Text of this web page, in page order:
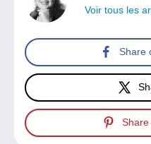
Voir tous les
Share
Share